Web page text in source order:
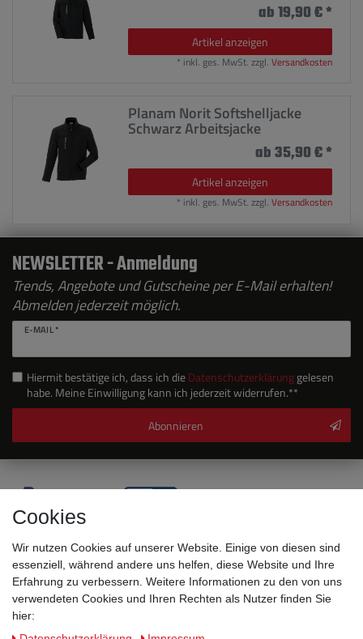
ab 19,90 € *
Artikel anzeigen
* inkl. ges. MwSt. zzgl. Versandkosten
Planam Norit Softshelljacke
Schwarz Arbeitsjacke
ab 35,90 € *
Artikel anzeigen
* inkl. ges. MwSt. zzgl. Versandkosten
NEWSLETTER - Anmeldung
Trends, Angebote und Gutscheine per E-Mail erhalten!
Abmelden jederzeit möglich.
E-MAIL *
Hiermit bestätige ich, dass ich dieDaten­schutz­erklärunggelesen
habe. Meine Einwilligung kann ich jederzeit widerrufen.**
Abonnieren
Sicherheitsklassen
Cookies
Wir nutzen Cookies auf unserer Website. Einige von diesen sind
essenziell, während andere uns helfen, diese Website und Ihre
Erfahrung zu verbessern. Weitere Informationen zu den von uns
verwendeten Cookies und Ihren Rechten als Nutzer finden Sie
hier: